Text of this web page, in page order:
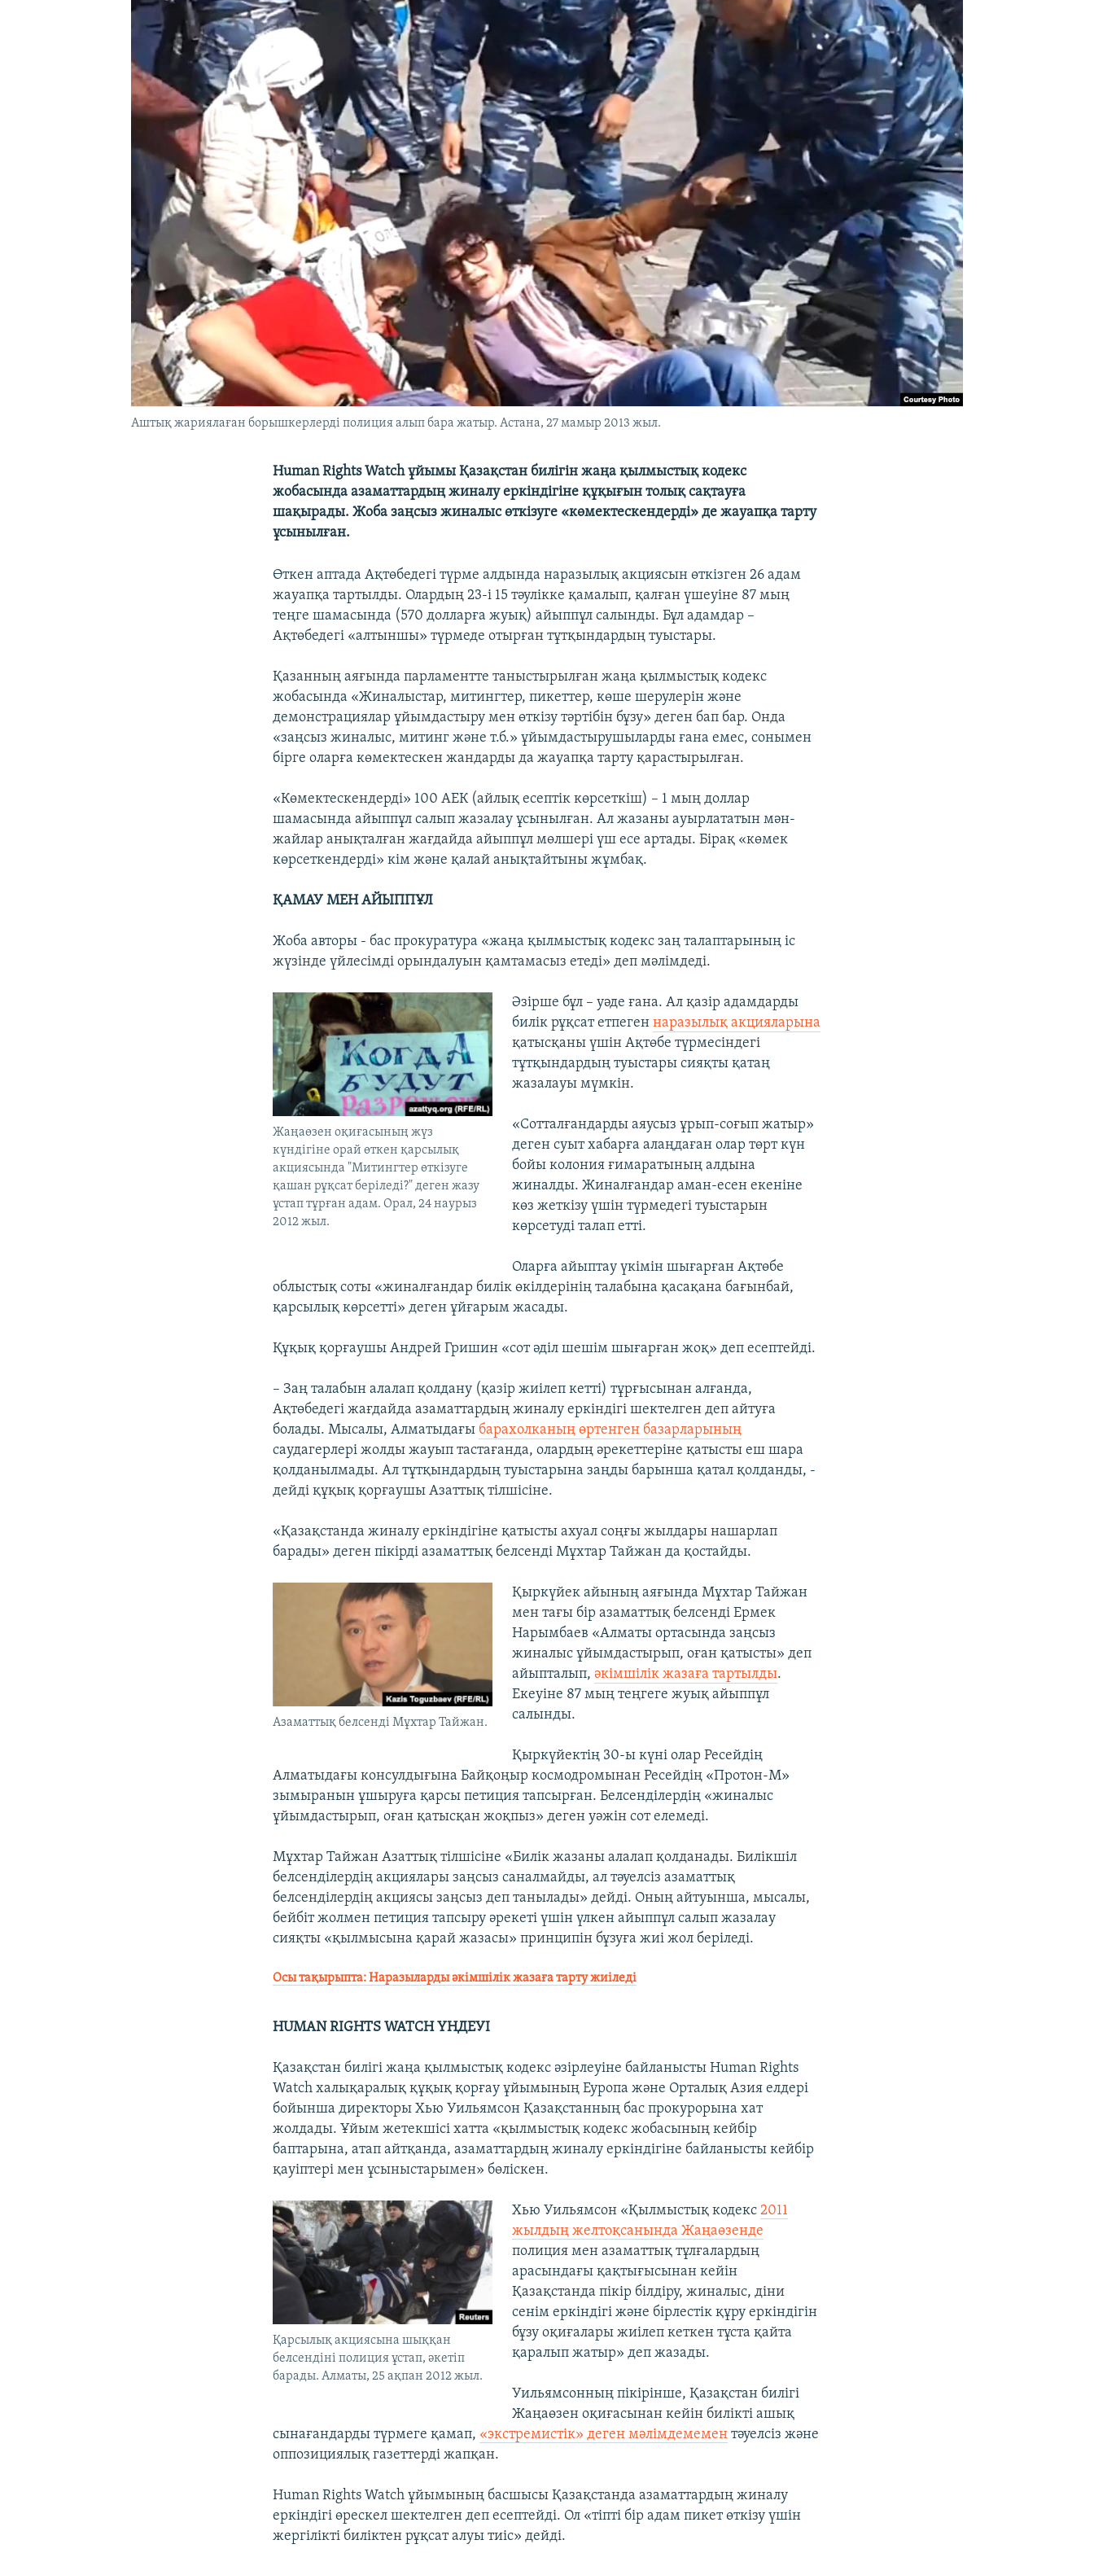
Аштық жариялаған борышкерлерді полиция алып бара жатыр. Астана, 27 мамыр 2013 жыл.
Human Rights Watch ұйымы Қазақстан билігін жаңа қылмыстық кодекс
жобасында азаматтардың жиналу еркіндігіне құқығын толық сақтауға
шақырады. Жоба заңсыз жиналыс өткізуге «көмектескендерді» де жауапқа тарту
ұсынылған.
Өткен аптада Ақтөбедегі түрме алдында наразылық акциясын өткізген 26 адам
жауапқа тартылды. Олардың 23-і 15 тәулікке қамалып, қалған үшеуіне 87 мың
теңге шамасында (570 долларға жуық) айыппұл салынды. Бұл адамдар –
Ақтөбедегі «алтыншы» түрмеде отырған тұтқындардың туыстары.
Қазанның аяғында парламентте таныстырылған жаңа қылмыстық кодекс
жобасында «Жиналыстар, митингтер, пикеттер, көше шерулерін және
демонстрациялар ұйымдастыру мен өткізу тәртібін бұзу» деген бап бар. Онда
«заңсыз жиналыс, митинг және т.б.» ұйымдастырушыларды ғана емес, сонымен
бірге оларға көмектескен жандарды да жауапқа тарту қарастырылған.
«Көмектескендерді» 100 АЕК (айлық есептік көрсеткіш) – 1 мың доллар
шамасында айыппұл салып жазалау ұсынылған. Ал жазаны ауырлататын мән-
жайлар анықталған жағдайда айыппұл мөлшері үш есе артады. Бірақ «көмек
көрсеткендерді» кім және қалай анықтайтыны жұмбақ.
ҚАМАУ МЕН АЙЫППҰЛ
Жоба авторы - бас прокуратура «жаңа қылмыстық кодекс заң талаптарының іс
жүзінде үйлесімді орындалуын қамтамасыз етеді» деп мәлімдеді.
Жаңаөзен оқиғасының жүз
күндігіне орай өткен қарсылық
акциясында "Митингтер өткізуге
қашан рұқсат беріледі?" деген жазу
ұстап тұрған адам. Орал, 24 наурыз
2012 жыл.
Әзірше бұл – уәде ғана. Ал қазір адамдарды
билік рұқсат етпеген наразылық акцияларына
қатысқаны үшін Ақтөбе түрмесіндегі
тұтқындардың туыстары сияқты қатаң
жазалауы мүмкін.
«Сотталғандарды аяусыз ұрып-соғып жатыр»
деген суыт хабарға алаңдаған олар төрт күн
бойы колония ғимаратының алдына
жиналды. Жиналғандар аман-есен екеніне
көз жеткізу үшін түрмедегі туыстарын
көрсетуді талап етті.
Оларға айыптау үкімін шығарған Ақтөбе
облыстық соты «жиналғандар билік өкілдерінің талабына қасақана бағынбай,
қарсылық көрсетті» деген ұйғарым жасады.
Құқық қорғаушы Андрей Гришин «сот әділ шешім шығарған жоқ» деп есептейді.
– Заң талабын алалап қолдану (қазір жиілеп кетті) тұрғысынан алғанда,
Ақтөбедегі жағдайда азаматтардың жиналу еркіндігі шектелген деп айтуға
болады. Мысалы, Алматыдағы барахолканың өртенген базарларының
саудагерлері жолды жауып тастағанда, олардың әрекеттеріне қатысты еш шара
қолданылмады. Ал тұтқындардың туыстарына заңды барынша қатал қолданды, -
дейді құқық қорғаушы Азаттық тілшісіне.
«Қазақстанда жиналу еркіндігіне қатысты ахуал соңғы жылдары нашарлап
барады» деген пікірді азаматтық белсенді Мұхтар Тайжан да қостайды.
Азаматтық белсенді Мұхтар Тайжан.
Қыркүйек айының аяғында Мұхтар Тайжан
мен тағы бір азаматтық белсенді Ермек
Нарымбаев «Алматы ортасында заңсыз
жиналыс ұйымдастырып, оған қатысты» деп
айыпталып, әкімшілік жазаға тартылды.
Екеуіне 87 мың теңгеге жуық айыппұл
салынды.
Қыркүйектің 30-ы күні олар Ресейдің
Алматыдағы консулдығына Байқоңыр космодромынан Ресейдің «Протон-М»
зымыранын ұшыруға қарсы петиция тапсырған. Белсенділердің «жиналыс
ұйымдастырып, оған қатысқан жоқпыз» деген уәжін сот елемеді.
Мұхтар Тайжан Азаттық тілшісіне «Билік жазаны алалап қолданады. Билікшіл
белсенділердің акциялары заңсыз саналмайды, ал тәуелсіз азаматтық
белсенділердің акциясы заңсыз деп танылады» дейді. Оның айтуынша, мысалы,
бейбіт жолмен петиция тапсыру әрекеті үшін үлкен айыппұл салып жазалау
сияқты «қылмысына қарай жазасы» принципін бұзуға жиі жол беріледі.
Осы тақырыпта: Наразыларды әкімшілік жазаға тарту жиіледі
HUMAN RIGHTS WATCH ҮНДЕУІ
Қазақстан билігі жаңа қылмыстық кодекс әзірлеуіне байланысты Human Rights
Watch халықаралық құқық қорғау ұйымының Еуропа және Орталық Азия елдері
бойынша директоры Хью Уильямсон Қазақстанның бас прокурорына хат
жолдады. Ұйым жетекшісі хатта «қылмыстық кодекс жобасының кейбір
баптарына, атап айтқанда, азаматтардың жиналу еркіндігіне байланысты кейбір
қауіптері мен ұсыныстарымен» бөліскен.
Қарсылық акциясына шыққан
белсендіні полиция ұстап, әкетіп
барады. Алматы, 25 ақпан 2012 жыл.
Хью Уильямсон «Қылмыстық кодекс 2011
жылдың желтоқсанында Жаңаөзенде
полиция мен азаматтық тұлғалардың
арасындағы қақтығысынан кейін
Қазақстанда пікір білдіру, жиналыс, діни
сенім еркіндігі және бірлестік құру еркіндігін
бұзу оқиғалары жиілеп кеткен тұста қайта
қаралып жатыр» деп жазады.
Уильямсонның пікірінше, Қазақстан билігі
Жаңаөзен оқиғасынан кейін билікті ашық
сынағандарды түрмеге қамап, «экстремистік» деген мәлімдемемен тәуелсіз және
оппозициялық газеттерді жапқан.
Human Rights Watch ұйымының басшысы Қазақстанда азаматтардың жиналу
еркіндігі өрескел шектелген деп есептейді. Ол «тіпті бір адам пикет өткізу үшін
жергілікті биліктен рұқсат алуы тиіс» дейді.